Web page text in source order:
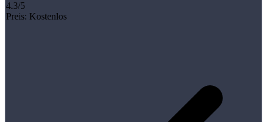
4.3/5
Preis: Kostenlos